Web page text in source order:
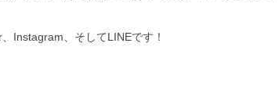
Instagram、そしてLINEです！